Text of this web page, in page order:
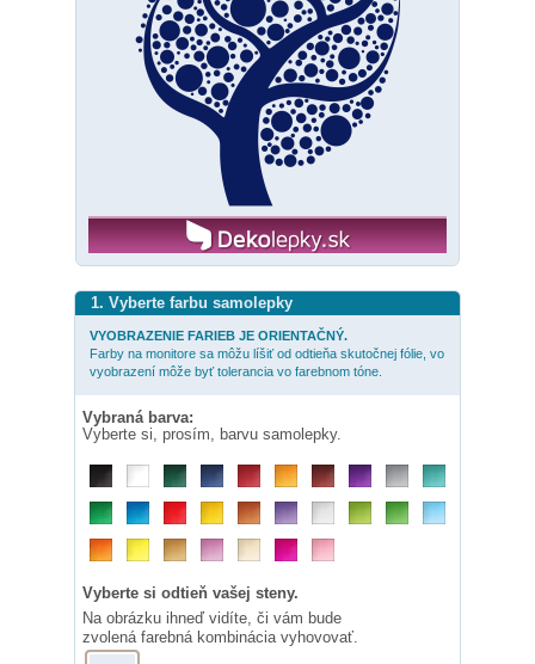
1. Vyberte farbu samolepky
VYOBRAZENIE FARIEB JE ORIENTAČNÝ.
Farby na monitore sa môžu líšiť od odtieňa skutočnej fólie, vo
vyobrazení môže byť tolerancia vo farebnom tóne.
Vybraná barva:
Vyberte si, prosím, barvu samolepky.
Vyberte si odtieň vašej steny.
Na obrázku ihneď vidíte, či vám bude
zvolená farebná kombinácia vyhovovať.